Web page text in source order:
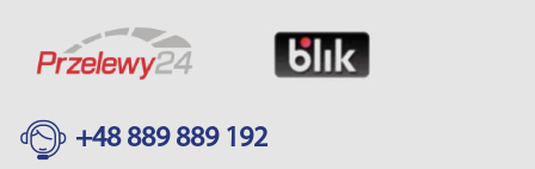
+48 889 889 192